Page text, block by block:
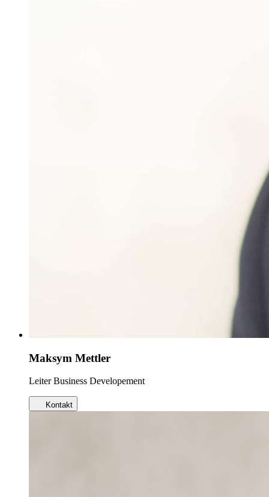
Maksym Mettler
Leiter Business Developement
Kontakt